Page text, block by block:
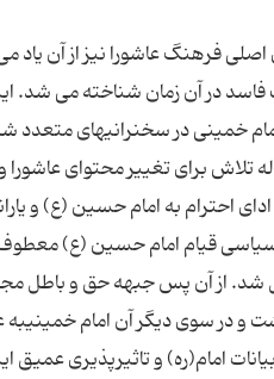
فرهنگ عاشورا نیز از آن یاد
فاسد در آن زمان شناخته می شد.
خمینی در سخنرانیهای متعدد
برای تغییر محتوای عاشورا و
احترام به امام حسین (ع) و
سیاسی قیام امام حسین (ع)
شد. از آن پس جبهه حق و باطل
و در سوی دیگر آن امام خمینیبه
امام(ره) و تاثیرپذیری عمیق